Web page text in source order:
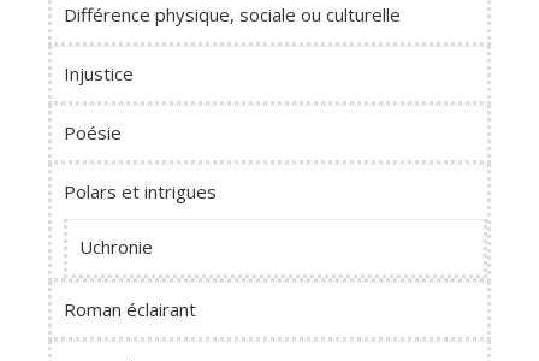
Différence physique, sociale ou culturelle
Injustice
Poésie
Polars et intrigues
Uchronie
Roman éclairant